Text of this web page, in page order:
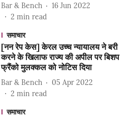
Bar & Bench
16 Jun 2022
2 min read
समाचार
[नन रेप केस] केरल उच्च न्यायालय ने बरी
करने के खिलाफ राज्य की अपील पर बिशप
फ्रैंको मुलक्कल को नोटिस दिया
Bar & Bench
05 Apr 2022
2 min read
समाचार